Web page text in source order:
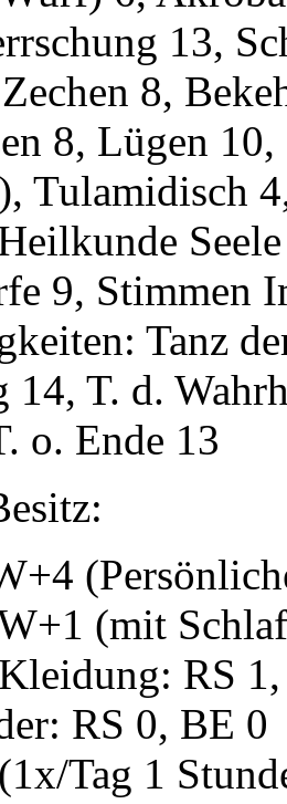
13,
8,
8, Lügen
Tulamidisch
9, Stimmen
Tanz
14, T. d.
o. Ende 13
(mit
RS
RS 0, BE 0
Tag 1